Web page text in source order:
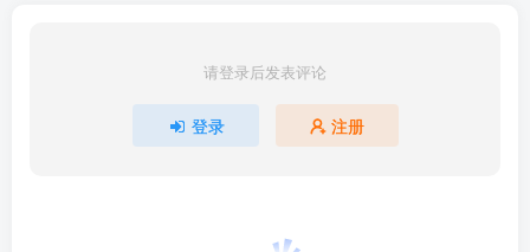
请登录后发表评论
登录 注册